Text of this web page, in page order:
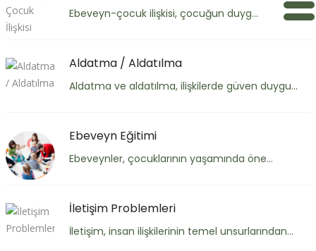
Ebeveyn-çocuk ilişkisi, çocuğun duyg...
Aldatma / Aldatılma
Aldatma ve aldatılma, ilişkilerde güven duygu...
Ebeveyn Eğitimi
Ebeveynler, çocuklarının yaşamında öne...
İletişim Problemleri
İletişim, insan ilişkilerinin temel unsurlarından...